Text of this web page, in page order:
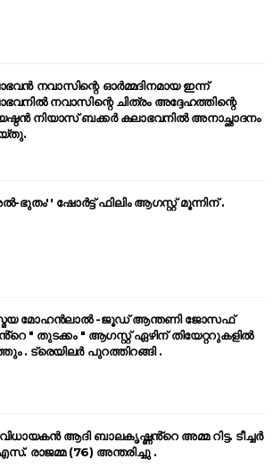
നവാസിന്റെ ഓർമ്മദിനമായ ഇന്ന്
നവാസിന്റെ ചിത്രം അദ്ദേഹത്തിന്റെ
നിയാസ് ബക്കർ കലാഭവനിൽ അനാച്ഛാദനം
ഭുതം'' ഷോർട്ട് ഫിലിം ആഗസ്റ്റ് മൂന്നിന് .
മോഹൻലാൽ -ജൂഡ് ആന്തണി ജോസഫ്
" തുടക്കം " ആഗസ്റ്റ് ഏഴിന് തിയേറ്ററുകളിൽ
. ട്രെയിലർ പുറത്തിറങ്ങി .
ആദി ബാലകൃഷ്ണൻ്റെ അമ്മ റിട്ട. ടീച്ചർ
രാജമ്മ (76) അന്തരിച്ചു .